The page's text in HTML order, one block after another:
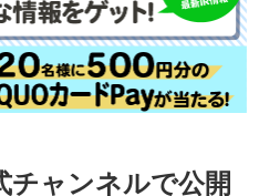
チャンネルで公開